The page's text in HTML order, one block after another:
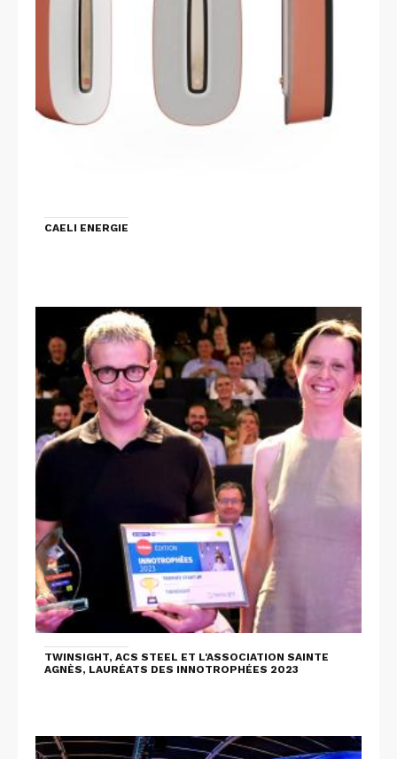
CAELI ENERGIE
TWINSIGHT, ACS STEEL ET L'ASSOCIATION SAINTE
AGNÈS, LAURÉATS DES INNOTROPHÉES 2023